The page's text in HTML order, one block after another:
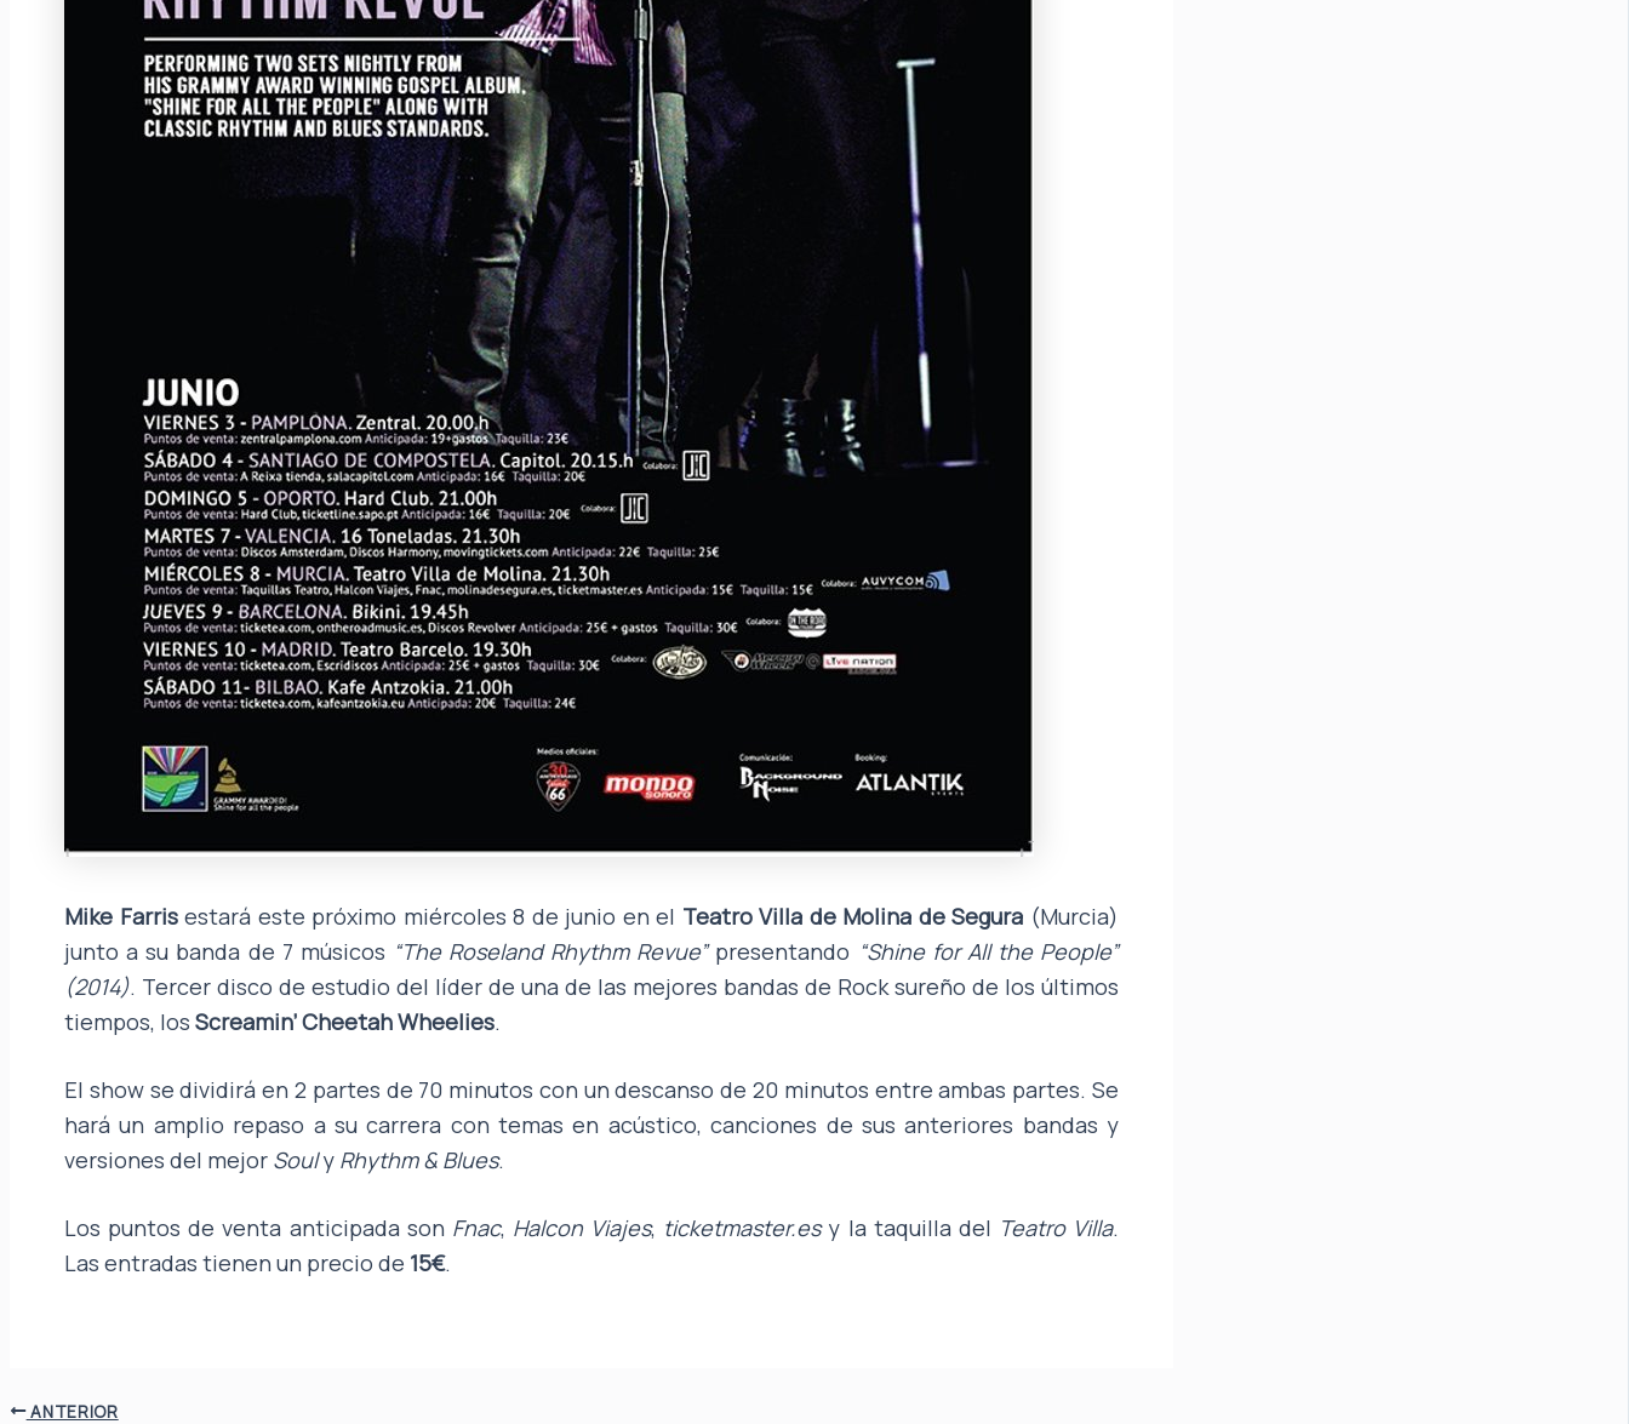
Mike Farrisestará este próximo miércoles 8 de junio en el Teatro Villa de Molina de Segura (Murcia)
junto a su banda de 7 músicos “The Roseland Rhythm Revue”presentando “Shine for All the People”
(2014). Tercer disco de estudio del líder de una de las mejores bandas de Rock sureño de los últimos
tiempos, los Screamin’ Cheetah Wheelies.
El show se dividirá en 2 partes de 70 minutos con un descanso de 20 minutos entre ambas partes. Se
hará un amplio repaso a su carrera con temas en acústico, canciones de sus anteriores bandas y
versiones del mejor Souly Rhythm & Blues.
Los puntos de venta anticipada son Fnac, Halcon Viajes, ticketmaster.esy la taquilla del Teatro Villa.
Las entradas tienen un precio de 15€.
ANTERIOR